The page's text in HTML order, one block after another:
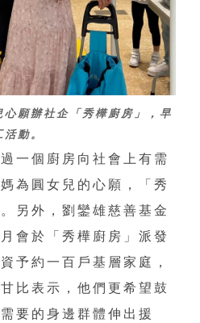
願辦社企「秀樺廚房」，早
動。
一個廚房向社會上有需
為圓女兒的心願，「秀
另外，劉鑾雄慈善基金
會於「秀樺廚房」派發
予約一百戶基層家庭，
比表示，他們更希望鼓
要的身邊群體伸出援